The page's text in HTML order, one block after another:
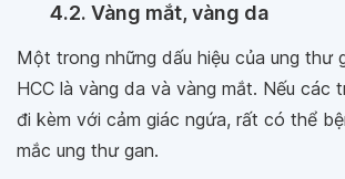
4.2. Vàng mắt, vàng da
Một trong những dấu hiệu của ung thư
HCC là vàng da và vàng mắt. Nếu các
đi kèm với cảm giác ngứa, rất có thể
mắc ung thư gan.